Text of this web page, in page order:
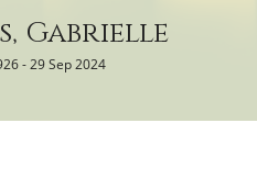
Gabrielle
- 29 Sep 2024